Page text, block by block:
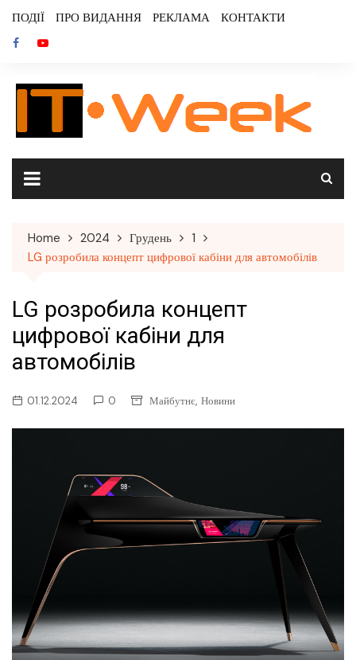
content
ПОДІЇ ПРО ВИДАННЯ РЕКЛАМА КОНТАКТИ
Home 2024 Грудень
1
LG розробила концепт цифрової кабіни для автомобілів
LG розробила концепт
цифрової кабіни для
автомобілів
01.12.2024 0 Майбутнє, Новини